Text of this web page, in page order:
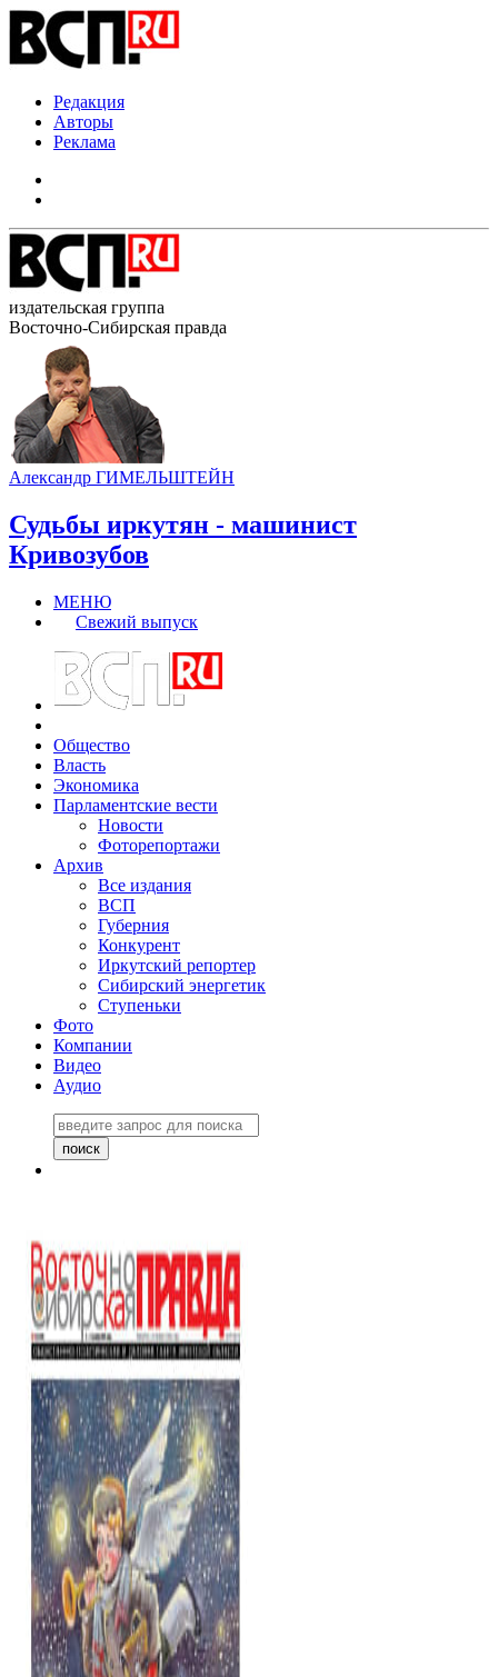
Редакция
Авторы
Реклама
издательская группа
Восточно-Сибирская правда
Александр ГИМЕЛЬШТЕЙН
Судьбы иркутян - машинист
Кривозубов
МЕНЮ
Свежий выпуск
Общество
Власть
Экономика
Парламентские вести
Новости
Фоторепортажи
Архив
Все издания
ВСП
Губерния
Конкурент
Иркутский репортер
Сибирский энергетик
Ступеньки
Фото
Компании
Видео
Аудио